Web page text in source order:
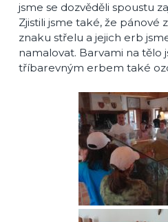
jsme se dozvěděli spoustu
Zjistili jsme také, že pánové
znaku střelu a jejich erb
namalovat. Barvami na tělo
tříbarevným erbem také